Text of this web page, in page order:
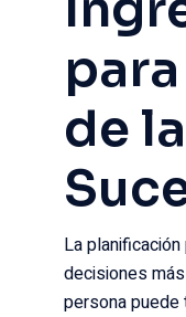
de la
La
decisiones
persona puede